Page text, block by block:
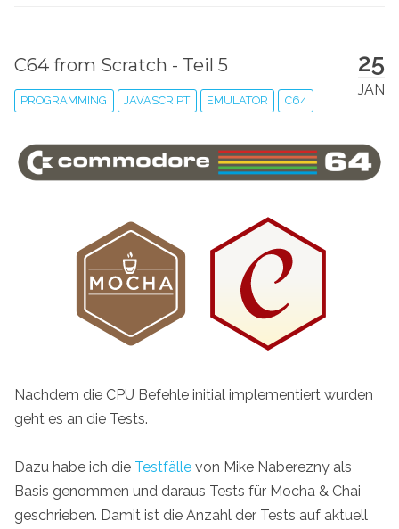
25
JAN
C64 from Scratch - Teil 5
PROGRAMMING JAVASCRIPT EMULATOR C64
Nachdem die CPU Befehle initial implementiert wurden
geht es an die Tests.
Dazu habe ich die Testfälle von Mike Naberezny als
Basis genommen und daraus Tests für Mocha & Chai
geschrieben. Damit ist die Anzahl der Tests auf aktuell